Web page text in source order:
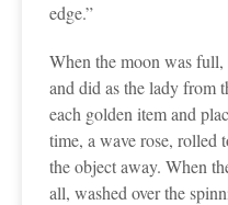
edge.”
When the moon was
and did as the lady from
each golden item and
time, a wave rose, rolled
the object away. When
all, washed over the